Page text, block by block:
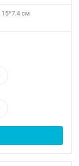
15*7.4 см